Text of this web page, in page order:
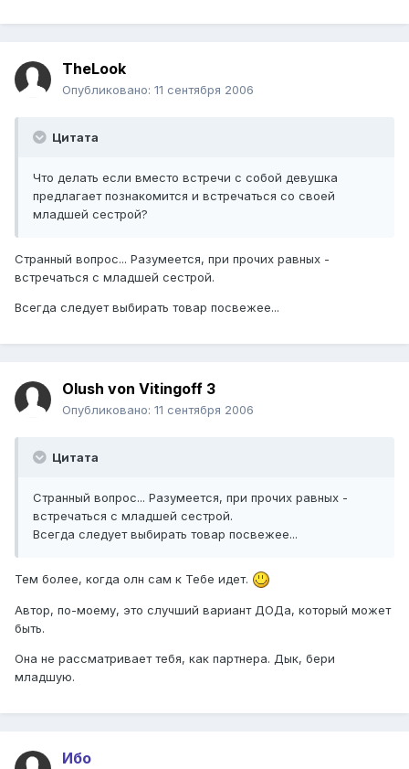
TheLook
Опубликовано: 11 сентября 2006
Цитата
Что делать если вместо встречи с собой девушка
предлагает познакомится и встречаться со своей
младшей сестрой?
Странный вопрос... Разумеется, при прочих равных -
встречаться с младшей сестрой.
Всегда следует выбирать товар посвежее...
Olush von Vitingoff 3
Опубликовано: 11 сентября 2006
Цитата
Странный вопрос... Разумеется, при прочих равных -
встречаться с младшей сестрой.
Всегда следует выбирать товар посвежее...
Тем более, когда олн сам к Тебе идет.
Автор, по-моему, это случший вариант ДОДа, который может
быть.
Она не рассматривает тебя, как партнера. Дык, бери
младшую.
Ибо